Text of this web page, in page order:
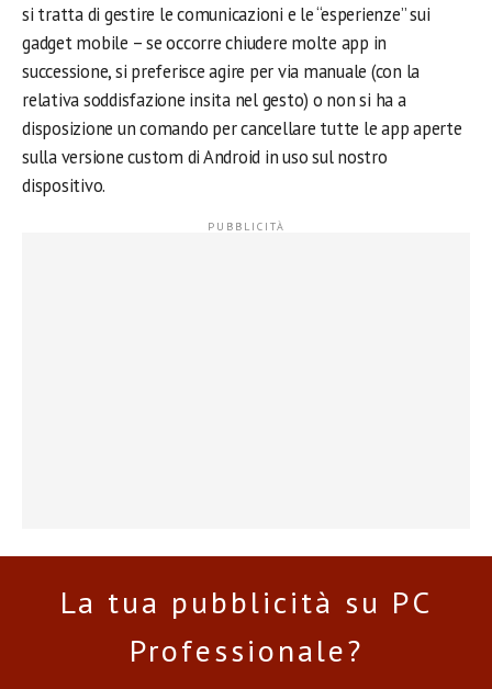
si tratta di gestire le comunicazioni e le “esperienze” sui
gadget mobile – se occorre chiudere molte app in
successione, si preferisce agire per via manuale (con la
relativa soddisfazione insita nel gesto) o non si ha a
disposizione un comando per cancellare tutte le app aperte
sulla versione custom di Android in uso sul nostro
dispositivo.
La tua pubblicità su PC
Professionale?